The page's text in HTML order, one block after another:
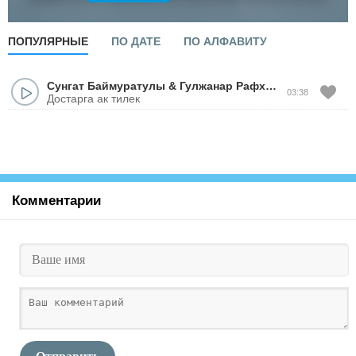
ПОПУЛЯРНЫЕ ПО ДАТЕ ПО АЛФАВИТУ
Сунгат Баймуратулы & Гулжанар Рафxатова
Достарга ак тилек
03:38
Комментарии